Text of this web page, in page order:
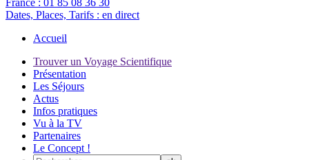
France : 01 85 08 36 30
Dates, Places, Tarifs : en direct
Accueil
Trouver un Voyage Scientifique
Présentation
Les Séjours
Actus
Infos pratiques
Vu à la TV
Partenaires
Le Concept !